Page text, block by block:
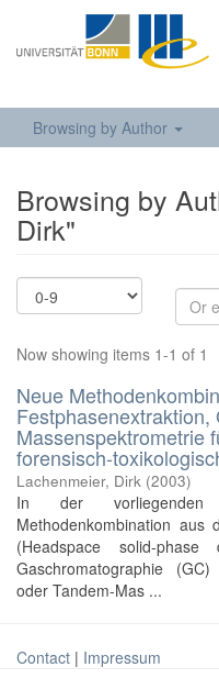
Browsing by Author
Browsing by
Dirk"
Now showing items 1-1 of 1
Neue
Massenspektrometrie
forensisch-
Lachenmeier, Dirk (2003)
In der
Methodenkombination aus
(Headspace solid-phase
Gaschromatographie
oder Tandem-Mas ...
Contact | Impressum